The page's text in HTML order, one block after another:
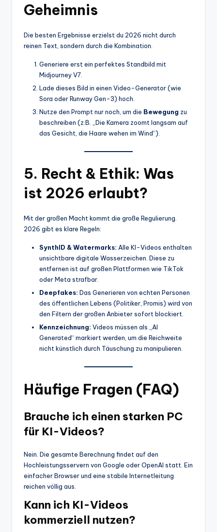
Geheimnis
Die besten Ergebnisse erzielst du 2026 nicht durch
reinen Text, sondern durch die Kombination.
Generiere erst ein perfektes Standbild mit
Midjourney V7.
Lade dieses Bild in einen Video-Generator (wie
Sora oder Runway Gen-3) hoch.
Nutze den Prompt nur noch, um die Bewegung zu
beschreiben (z.B. „Die Kamera zoomt langsam auf
das Gesicht, die Haare wehen im Wind“).
5. Recht & Ethik: Was
ist 2026 erlaubt?
Mit der großen Macht kommt die große Regulierung.
2026 gibt es klare Regeln:
SynthID & Watermarks: Alle KI-Videos enthalten
unsichtbare digitale Wasserzeichen. Diese zu
entfernen ist auf großen Plattformen wie TikTok
oder Meta strafbar.
Deepfakes: Das Generieren von echten Personen
des öffentlichen Lebens (Politiker, Promis) wird von
den Filtern der großen Anbieter sofort blockiert.
Kennzeichnung: Videos müssen als „AI
Generated“ markiert werden, um die Reichweite
nicht künstlich durch Täuschung zu manipulieren.
Häufige Fragen (FAQ)
Brauche ich einen starken PC
für KI-Videos?
Nein. Die gesamte Berechnung findet auf den
Hochleistungsservern von Google oder OpenAI statt. Ein
einfacher Browser und eine stabile Internetleitung
reichen völlig aus.
Kann ich KI-Videos
kommerziell nutzen?